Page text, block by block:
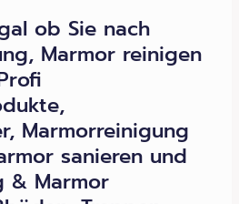
ob Sie nach
Marmor reinigen
Marmorreinigung
sanieren und
& Marmor